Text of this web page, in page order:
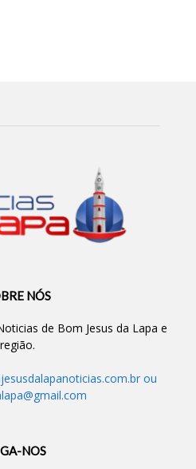
NÓS
de Bom Jesus da Lapa e
região.
ou
NOS